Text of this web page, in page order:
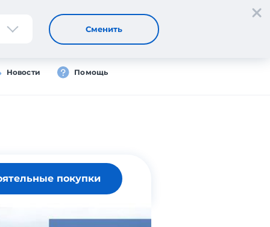
Регистрация Вход
Новости Помощь
Сменить
покупки